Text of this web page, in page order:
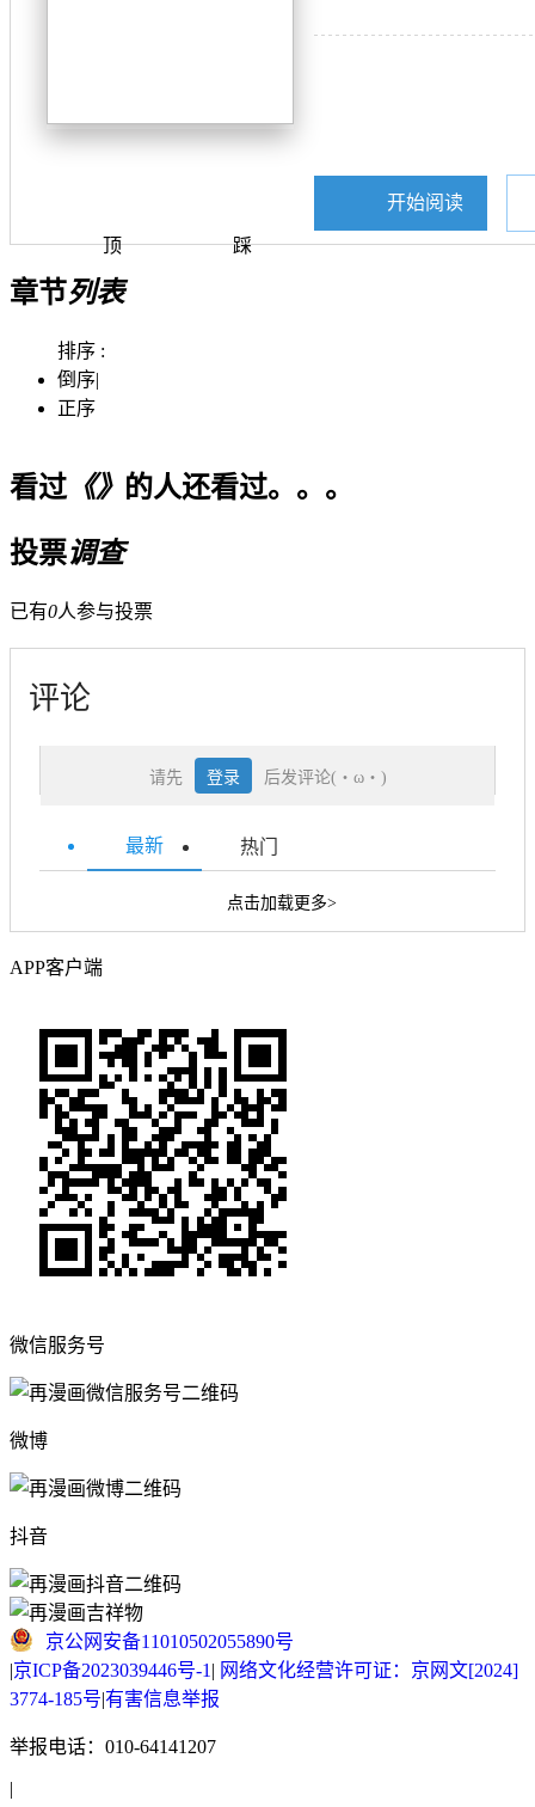
顶 踩
开始阅读
章节列表
排序 :
倒序|
正序
看过《》 的人还看过。。。
投票调查
已有0人参与投票
评论
请先 登录 后发评论(・ω・)
最新 热门
点击加载更多>
APP客户端
微信服务号
微博
抖音
京公网安备11010502055890号
|京ICP备2023039446号-1 | 网络文化经营许可证：京网文[2024]
3774-185号|有害信息举报
举报电话：010-64141207
|